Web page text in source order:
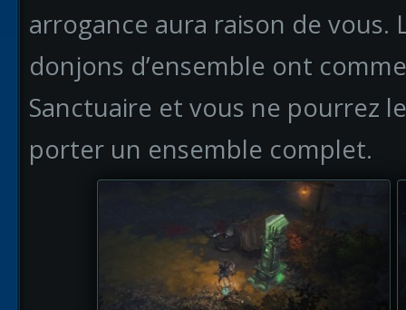
arrogance aura raison de vous.
donjons d’ensemble ont
Sanctuaire et vous ne pourrez
porter un ensemble complet.